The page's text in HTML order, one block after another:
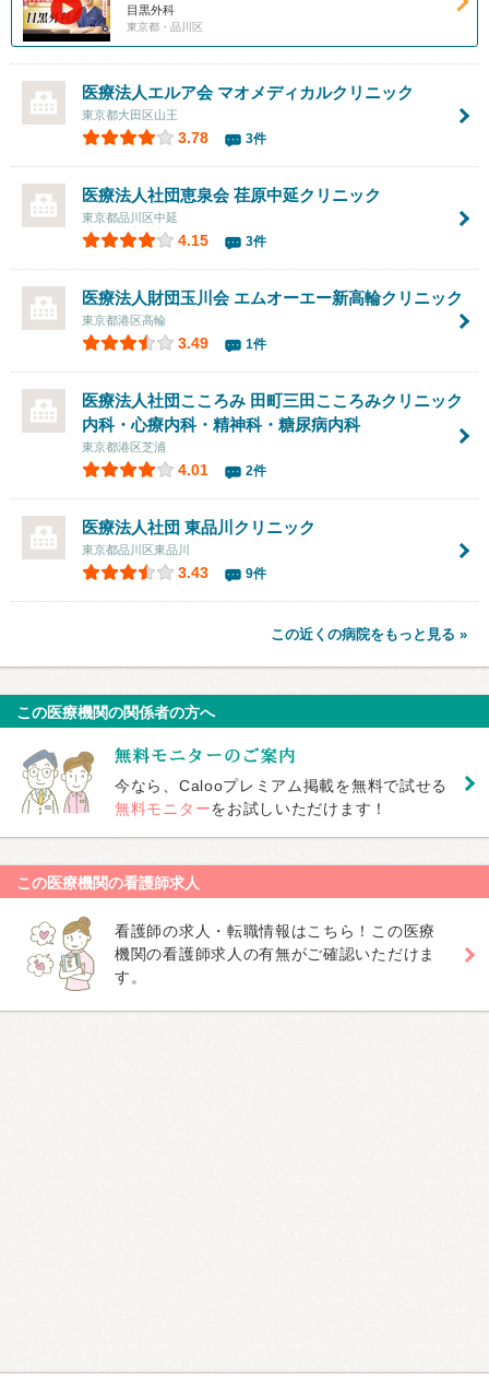
目黒外科
東京都・品川区
医療法人エルア会 マオメディカルクリニック
東京都大田区山王
3.78 3件
医療法人社団恵泉会荏原中延クリニック
東京都品川区中延
4.15 3件
医療法人財団玉川会 エムオーエー新高輪クリニック
東京都港区高輪
3.49 1件
医療法人社団こころみ 田町三田こころみクリニック
内科・心療内科・精神科・糖尿病内科
東京都港区芝浦
4.01 2件
医療法人社団 東品川クリニック
東京都品川区東品川
3.43 9件
この近くの病院をもっと見る »
この医療機関の関係者の方へ
今なら、Calooプレミアム掲載を無料で試せる
無料モニターをお試しいただけます！
この医療機関の看護師求人
看護師の求人・転職情報はこちら！この医療
機関の看護師求人の有無がご確認いただけま
す。